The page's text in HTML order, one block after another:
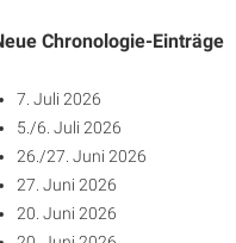
Chronologie-Einträge
7. Juli 2026
5./6. Juli 2026
26./27. Juni 2026
27. Juni 2026
20. Juni 2026